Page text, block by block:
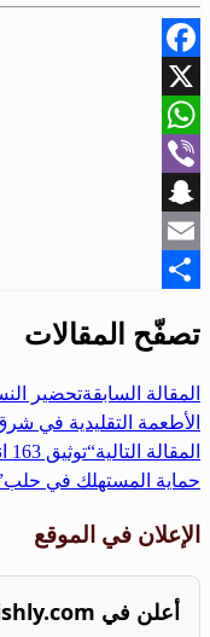
Facebook
X
WhatsApp
Viber
Snapchat
Email
تصفّح المقالات
المقالة السابقةتحضير
الأطعمة التقليدية في
المقالة التالية
حماية المستهلك في
الإعلان في الموقع
أعلن في Qamishly.com